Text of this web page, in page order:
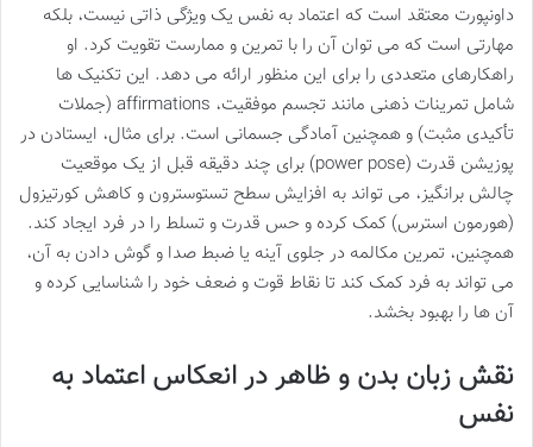
داونپورت معتقد است که اعتماد به نفس یک ویژگی ذاتی نیست، بلکه
مهارتی است که می توان آن را با تمرین و ممارست تقویت کرد. او
راهکارهای متعددی را برای این منظور ارائه می دهد. این تکنیک ها
شامل تمرینات ذهنی مانند تجسم موفقیت، affirmations (جملات
تأکیدی مثبت) و همچنین آمادگی جسمانی است. برای مثال، ایستادن در
پوزیشن قدرت (power pose) برای چند دقیقه قبل از یک موقعیت
چالش برانگیز، می تواند به افزایش سطح تستوسترون و کاهش کورتیزول
(هورمون استرس) کمک کرده و حس قدرت و تسلط را در فرد ایجاد کند.
همچنین، تمرین مکالمه در جلوی آینه یا ضبط صدا و گوش دادن به آن،
می تواند به فرد کمک کند تا نقاط قوت و ضعف خود را شناسایی کرده و
آن ها را بهبود بخشد.
نقش زبان بدن و ظاهر در انعکاس اعتماد به
نفس